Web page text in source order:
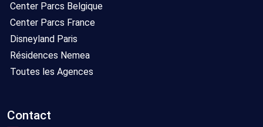
Center Parcs Belgique
Center Parcs France
Disneyland Paris
Résidences Nemea
Toutes les Agences
Contact